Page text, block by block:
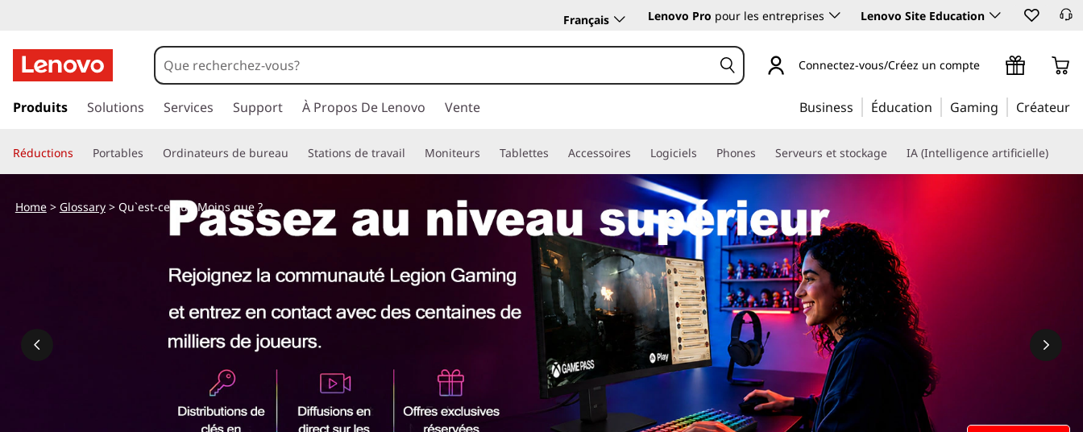
Français Lenovo Pro pour les entreprises Lenovo Site Education
a
e
r
u
Connectez-vous/Créez un compte
Produits Solutions Services Support À Propos De Lenovo Vente Business Éducation Gaming Créateur
Réductions Portables Ordinateurs de bureau Stations de travail Moniteurs Tablettes Accessoires Logiciels Phones Serveurs et stockage IA (Intelligence artificielle)
Home> Glossary> Qu`est-ce que Moins que ?